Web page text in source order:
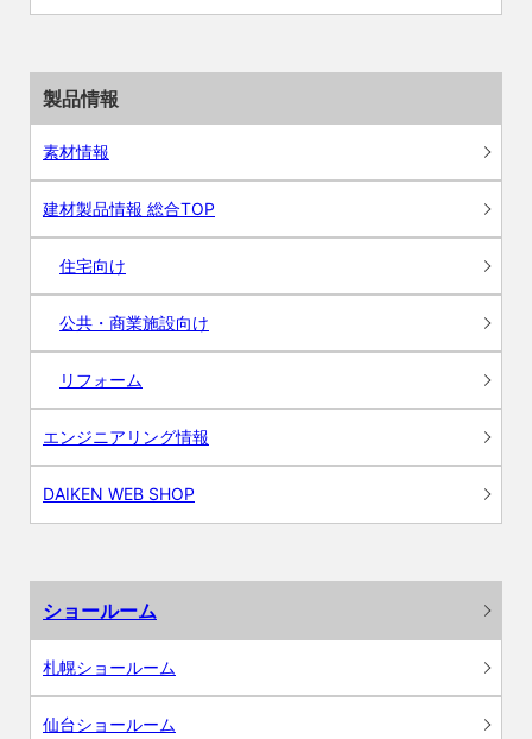
製品情報
素材情報
建材製品情報 総合TOP
住宅向け
公共・商業施設向け
リフォーム
エンジニアリング情報
DAIKEN WEB SHOP
ショールーム
札幌ショールーム
仙台ショールーム